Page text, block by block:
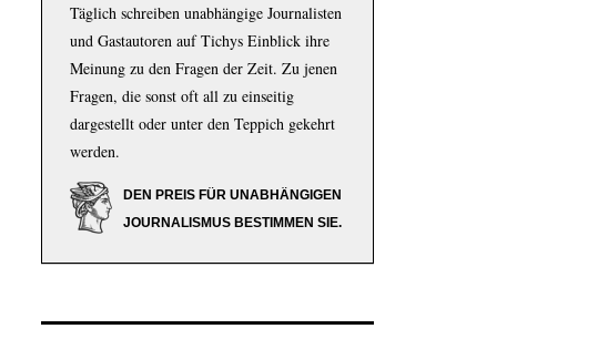
Täglich schreiben unabhängige Journalisten
und Gastautoren auf Tichys Einblick ihre
Meinung zu den Fragen der Zeit. Zu jenen
Fragen, die sonst oft all zu einseitig
dargestellt oder unter den Teppich gekehrt
werden.
DEN PREIS FÜR UNABHÄNGIGEN
JOURNALISMUS BESTIMMEN SIE.